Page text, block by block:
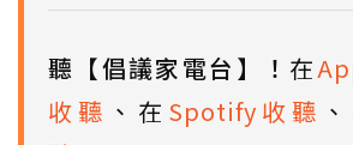
聽【倡議家電台】！ 在
收聽 、在 Spotify收聽